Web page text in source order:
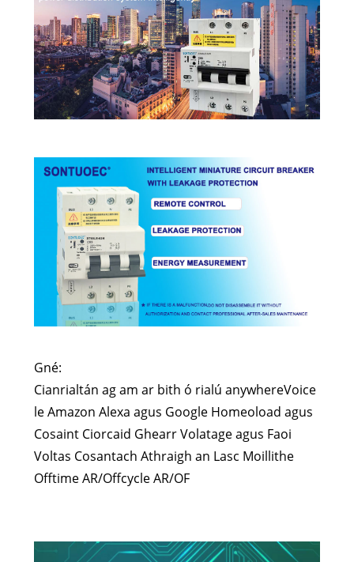
Gné:
Cianrialtán ag am ar bith ó rialú anywhereVoice
le Amazon Alexa agus Google Homeoload agus
Cosaint Ciorcaid Ghearr Volatage agus Faoi
Voltas Cosantach Athraigh an Lasc Moillithe
Offtime AR/Offcycle AR/OF